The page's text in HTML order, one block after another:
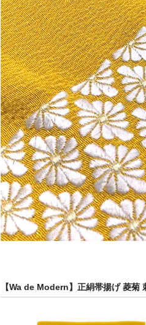
【Wa de Modern】正絹帯揚げ 菱菊